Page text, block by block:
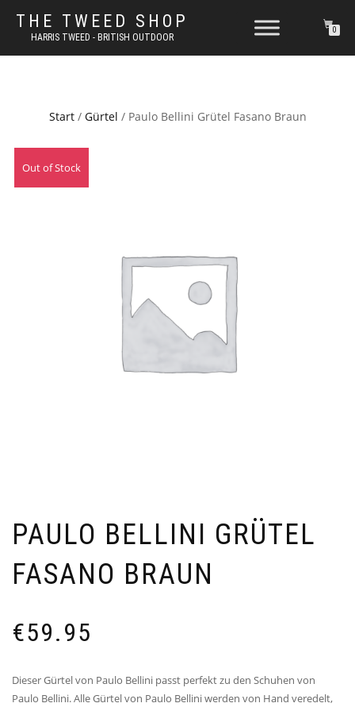
THE TWEED SHOP
HARRIS TWEED - BRITISH OUTDOOR
0
Start/ Gürtel / Paulo Bellini Grütel Fasano Braun
Out of Stock
PAULO BELLINI GRÜTEL
FASANO BRAUN
€59.95
Dieser Gürtel von Paulo Bellini passt perfekt zu den Schuhen von
Paulo Bellini. Alle Gürtel von Paulo Bellini werden von Hand veredelt,